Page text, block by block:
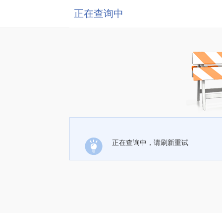
正在查询中
正在查询中，请刷新重试